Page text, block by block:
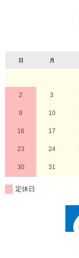
日 月
2 3
9 10
16 17
23 24
30 31
定休日